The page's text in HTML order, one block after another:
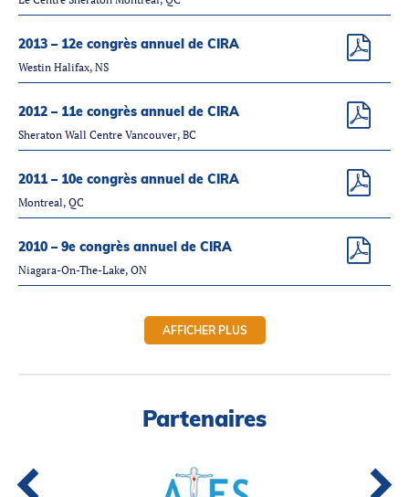
2013 – 12e congrès annuel de CIRA
Westin Halifax, NS
2012 – 11e congrès annuel de CIRA
Sheraton Wall Centre Vancouver, BC
2011 – 10e congrès annuel de CIRA
Montreal, QC
2010 – 9e congrès annuel de CIRA
Niagara-On-The-Lake, ON
AFFICHER PLUS
Partenaires